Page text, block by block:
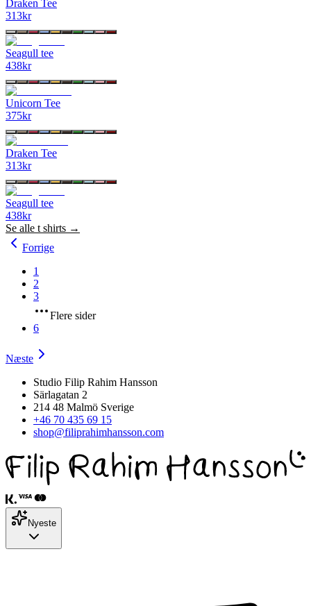
Draken Tee
313kr
Seagull tee
438kr
Unicorn Tee
375kr
Draken Tee
313kr
Seagull tee
438kr
Se alle t shirts →
Forrige
1
2
3
Flere sider
6
Næste
Studio Filip Rahim Hansson
Särlagatan 2
214 48 Malmö Sverige
+46 70 435 69 15
shop@filiprahimhansson.com
Nyeste